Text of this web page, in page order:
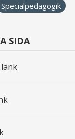
Specialpedagogik
SIDA